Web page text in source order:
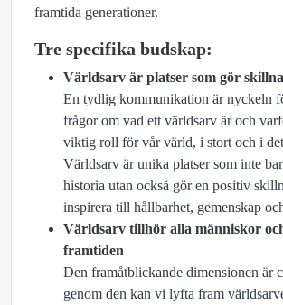
framtida generationer.
Tre specifika budskap:
Världsarv är platser som gör
En tydlig kommunikation är nyckeln
frågor om vad ett världsarv är och
viktig roll för vår värld, i stort och i
Världsarv är unika platser som inte
historia utan också gör en positiv
inspirera till hållbarhet, gemenskap
Världsarv tillhör alla människor
framtiden
Den framåtblickande dimensionen är
genom den kan vi lyfta fram